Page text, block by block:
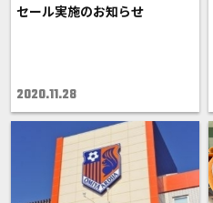
セール実施のお知らせ
2020.11.28